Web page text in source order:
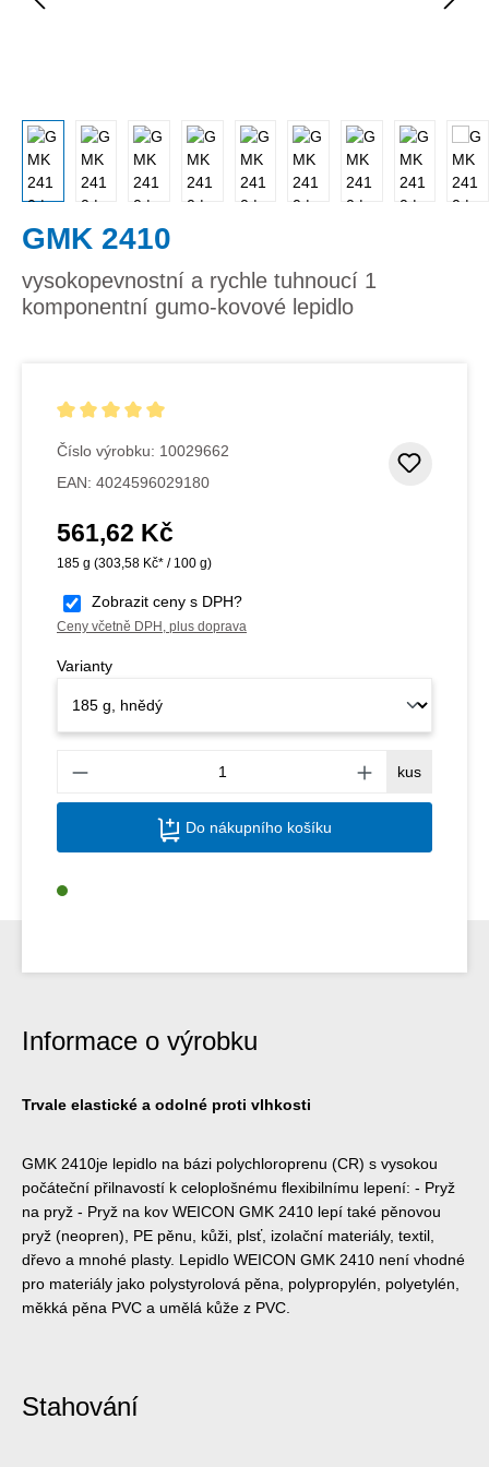
GMK 2410
vysokopevnostní a rychle tuhnoucí 1
komponentní gumo-kovové lepidlo
Číslo výrobku: 10029662
EAN: 4024596029180
Běžná cena:
561,62 Kč
185 g (303,58 Kč* / 100 g)
Zobrazit ceny s DPH?
Ceny včetně DPH, plus doprava
Varianty
kus
Do nákupního košíku
Informace o výrobku
Trvale elastické a odolné proti vlhkosti
GMK 2410je lepidlo na bázi polychloroprenu (CR) s vysokou
počáteční přilnavostí k celoplošnému flexibilnímu lepení: - Pryž
na pryž - Pryž na kov WEICON GMK 2410 lepí také pěnovou
pryž (neopren), PE pěnu, kůži, plsť, izolační materiály, textil,
dřevo a mnohé plasty. Lepidlo WEICON GMK 2410 není vhodné
pro materiály jako polystyrolová pěna, polypropylén, polyetylén,
měkká pěna PVC a umělá kůže z PVC.
Stahování